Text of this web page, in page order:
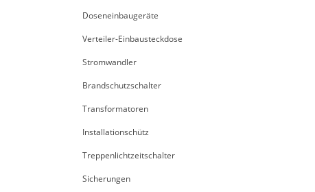
Doseneinbaugeräte
Verteiler-Einbausteckdose
Stromwandler
Brandschutzschalter
Transformatoren
Installationschütz
Treppenlichtzeitschalter
Sicherungen